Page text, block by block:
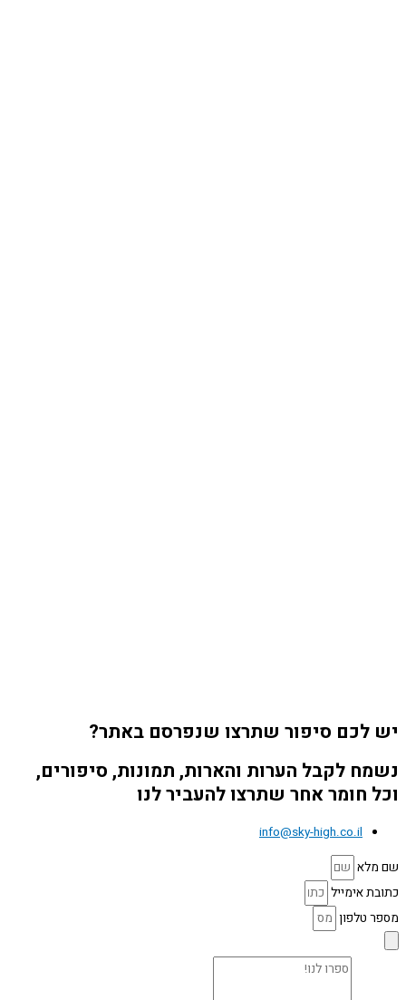
יש לכם סיפור שתרצו שנפרסם באתר?
נשמח לקבל הערות והארות, תמונות, סיפורים,
וכל חומר אחר שתרצו להעביר לנו
info@sky-high.co.il
שם מלא
כתובת אימייל
מספר טלפון